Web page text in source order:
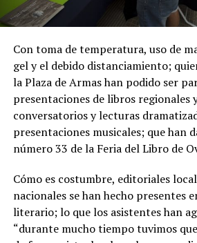
Con toma de temperatura, uso de
gel y el debido distanciamiento;
la Plaza de Armas han podido ser
presentaciones de libros regionales
conversatorios y lecturas
presentaciones musicales; que han
número 33 de la Feria del Libro de
Cómo es costumbre, editoriales
nacionales se han hecho presentes
literario; lo que los asistentes han
“durante mucho tiempo tuvimos